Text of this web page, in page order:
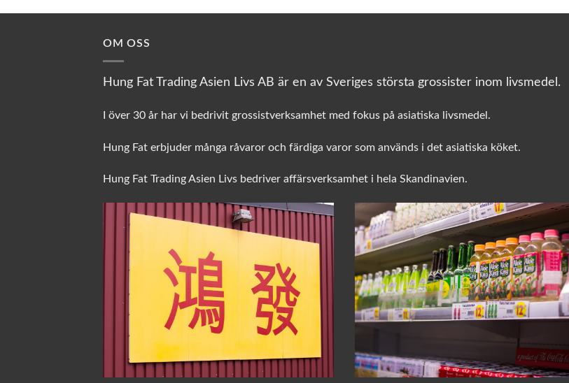
OM OSS
Hung Fat Trading Asien Livs AB är en av Sveriges största grossister inom livsmedel.
I över 30 år har vi bedrivit grossistverksamhet med fokus på asiatiska livsmedel.
Hung Fat erbjuder många råvaror och färdiga varor som används i det asiatiska köket.
Hung Fat Trading Asien Livs bedriver affärsverksamhet i hela Skandinavien.